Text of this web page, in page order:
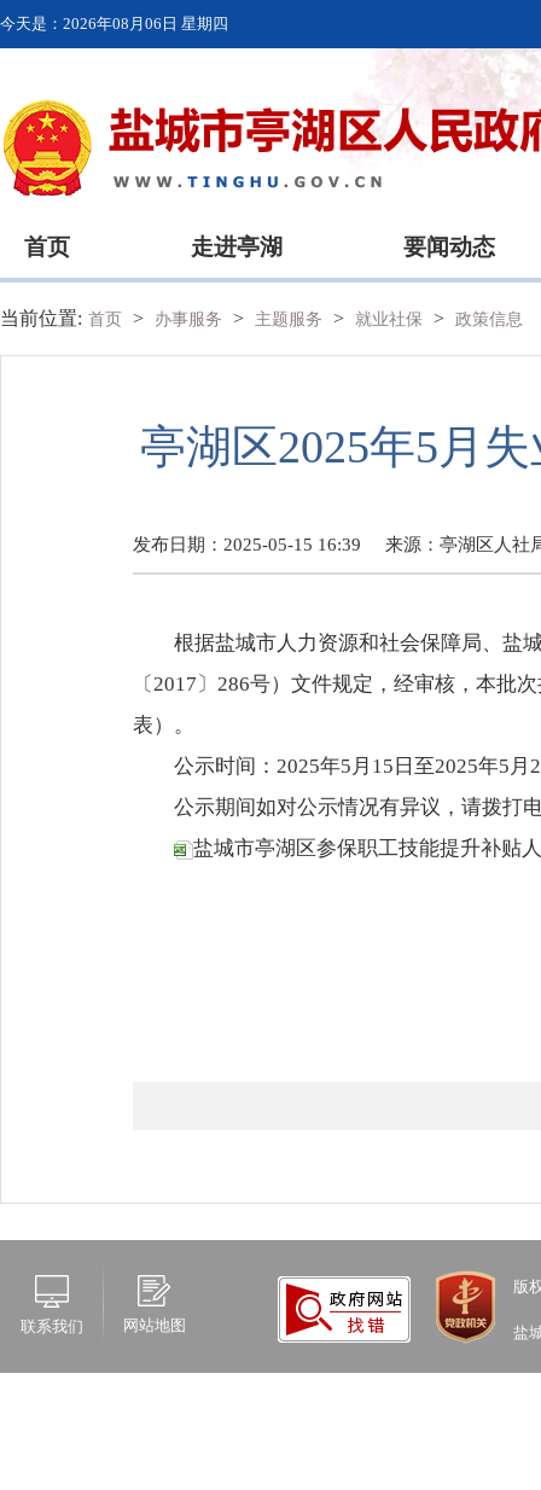
今天是： 2026年08月06日 星期四
首页 走进亭湖 要闻动态
当前位置: 首页 > 办事服务 > 主题服务 > 就业社保 > 政策信息
亭湖区2025年5月
发布日期：2025-05-15 16:39 来源： 亭湖区人社
根据盐城市人力资源和社会保障局、盐
〔2017〕286号）文件规定，经审核，本批
表）。
公示时间：2025年5月15日至2025年5月
公示期间如对公示情况有异议，请拨打
盐城市亭湖区参保职工技能提升补贴
联系我们 网站地图
版
盐